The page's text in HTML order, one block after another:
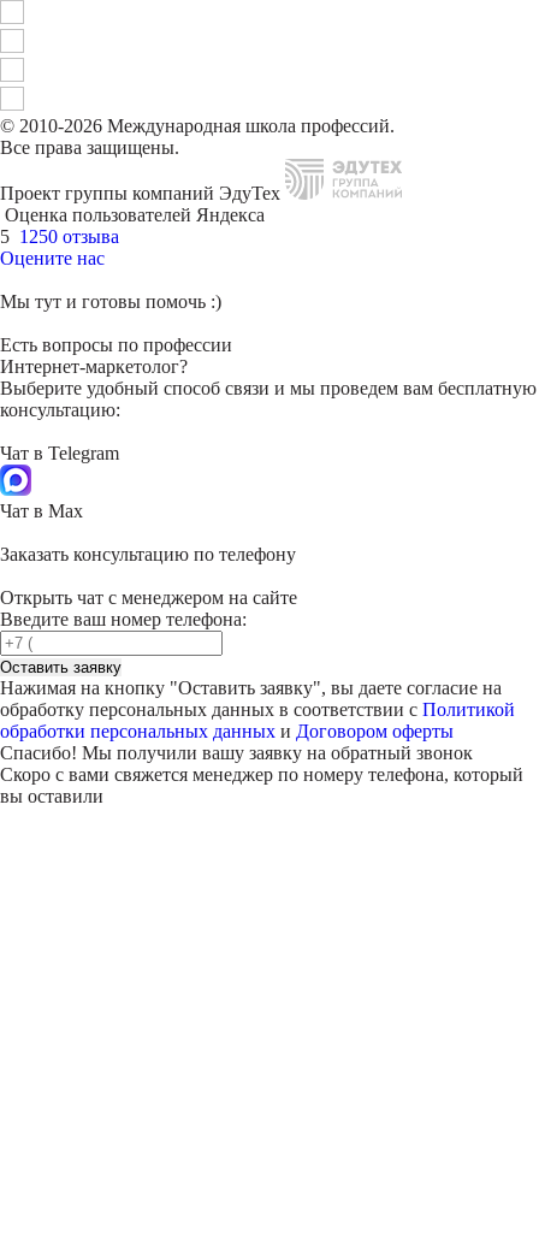
© 2010-2026 Международная школа профессий.
Все права защищены.
Проект группы компаний ЭдуТех
Оценка пользователей Яндекса
5 1250 отзыва
Оцените нас
Мы тут и готовы помочь :)
Есть вопросы по профессии
Интернет-маркетолог?
Выберите удобный способ связи и мы проведем вам бесплатную
консультацию:
Чат в Telegram
Чат в Max
Заказать консультацию по телефону
Открыть чат с менеджером на сайте
Введите ваш номер телефона:
Оставить заявку
Нажимая на кнопку "Оставить заявку", вы даете согласие на
обработку персональных данных в соответствии с Политикой
обработки персональных данных и Договором оферты
Спасибо! Мы получили вашу заявку на обратный звонок
Скоро с вами свяжется менеджер по номеру телефона, который
вы оставили